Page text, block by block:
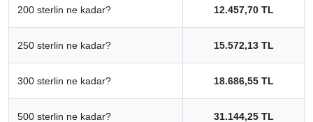
200 sterlin ne kadar? 12.457,70 TL
250 sterlin ne kadar? 15.572,13 TL
300 sterlin ne kadar? 18.686,55 TL
500 sterlin ne kadar? 31.144,25 TL